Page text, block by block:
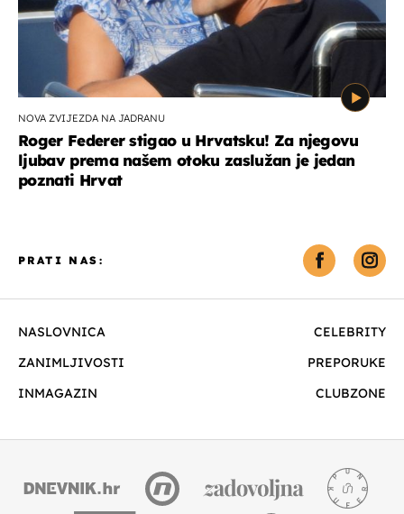
NOVA ZVIJEZDA NA JADRANU
Roger Federer stigao u Hrvatsku! Za njegovu
ljubav prema našem otoku zaslužan je jedan
poznati Hrvat
NASLOVNICA
CELEBRITY
ZANIMLJIVOSTI
PREPORUKE
INMAGAZIN
CLUBZONE
PRATI NAS: